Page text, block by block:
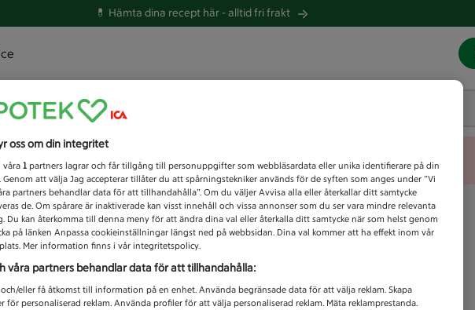
💊 Hämta dina recept här -alltid fri frakt
letar du efter idag?
Unknown error
oss om din integritet
våra 1 partners lagrar och får tillgång till personuppgifter som webbläsardata eller unika identifierare på din
Genom att välja Jag accepterar tillåter du att spårningstekniker används för de syften som anges under ”Vi
partners behandlar data för att tillhandahålla”. Om du väljer Avvisa alla eller återkallar ditt samtycke
de. Om spårare är inaktiverade kan visst innehåll och vissa annonser som du ser vara mindre relevanta
Du kan återkomma till denna meny för att ändra dina val eller återkalla ditt samtycke när som helst genom
på länken Anpassa cookieinställningar längst ned på webbsidan. Dina val kommer att ha effekt inom vår
Mer information finns i vår integritetspolicy.
våra partners behandlar data för att tillhandahålla:
och/eller få åtkomst till information på en enhet. Använda begränsade data för att välja reklam. Skapa
för personaliserad reklam. Använda profiler för att välja personaliserad reklam. Mäta reklamprestanda.